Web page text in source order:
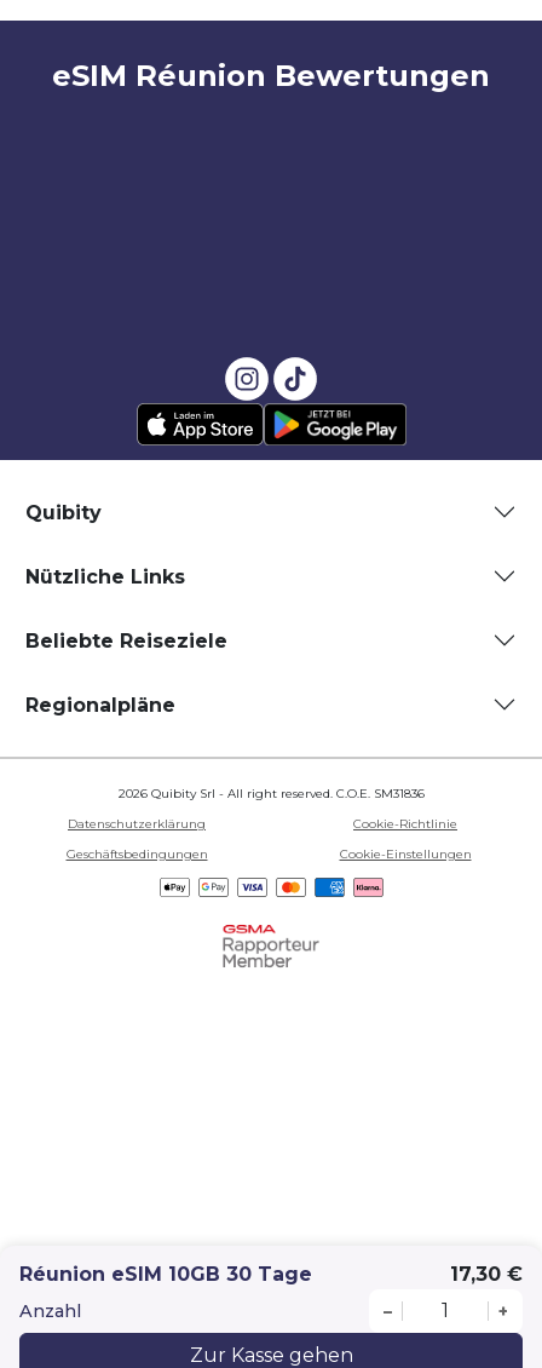
Réunion eSIM 10GB 30 Tage 17,30 €
Anzahl – +
Zur Kasse gehen
eSIM Réunion Bewertungen
Quibity
Nützliche Links
Beliebte Reiseziele
Regionalpläne
2026 Quibity Srl - All right reserved. C.O.E. SM31836
Datenschutzerklärung
Cookie-Richtlinie
Geschäftsbedingungen
Cookie-Einstellungen